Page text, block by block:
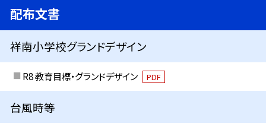
配布文書
祥南小学校グランドデザイン
R8 教育目標・グランドデザイン PDF
台風時等